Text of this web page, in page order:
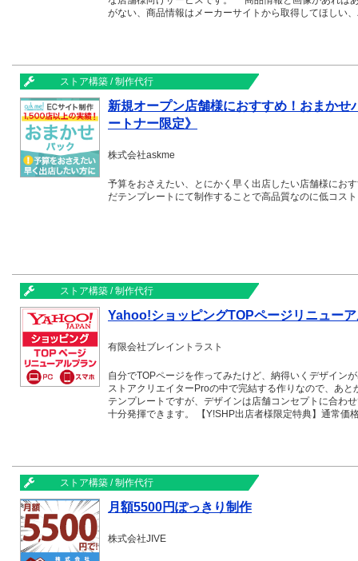
がない、商品情報はメーカーサイトから取得してほしい
ストア構築 / 制作代行
新規オープン店舗様におすすめ！おまか
ートナー限定》
株式会社askme
予算をおさえたい、とにかく早く出店したい店舗様にお
だテンプレートにて制作することで高品質なのに低コス
ストア構築 / 制作代行
Yahoo!ショッピングTOPページリニュー
有限会社ブレイントラスト
自分でTOPページを作ってみたけど、納得いくデザイン
ストアクリエイターProの中で完結する作りなので、あ
テンプレートですが、デザインは店舗コンセプトに合わ
十分発揮できます。 【Y!SHP出店者様限定特典】通常価
ストア構築 / 制作代行
月額5500円ぽっきり制作
株式会社JIVE